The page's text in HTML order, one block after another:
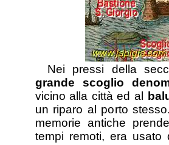
Nei pressi della
grande scoglio
vicino alla città ed al
un riparo al porto
memorie antiche
tempi remoti, era usato